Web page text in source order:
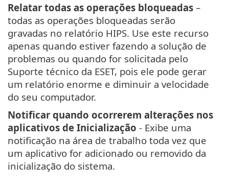
Relatar todas as operações bloqueadas –
todas as operações bloqueadas serão
gravadas no relatório HIPS. Use este recurso
apenas quando estiver fazendo a solução de
problemas ou quando for solicitada pelo
Suporte técnico da ESET, pois ele pode gerar
um relatório enorme e diminuir a velocidade
do seu computador.
Notificar quando ocorrerem alterações nos
aplicativos de Inicialização - Exibe uma
notificação na área de trabalho toda vez que
um aplicativo for adicionado ou removido da
inicialização do sistema.